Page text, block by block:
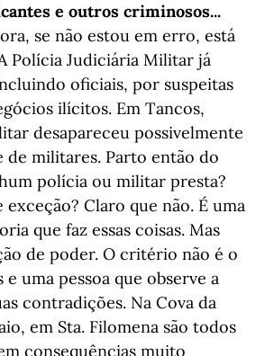
e outros criminosos...
se não estou em erro, está
Polícia Judiciária Militar já
oficiais, por suspeitas
ilícitos. Em Tancos,
desapareceu possivelmente
militares. Parto então do
polícia ou militar presta?
Claro que não. É uma
que faz essas coisas. Mas
de poder. O critério não é o
uma pessoa que observe a
contradições. Na Cova da
em Sta. Filomena são todos
consequências muito